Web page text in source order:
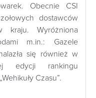
Obecnie CSI
dostawców
kraju. Wyróżniona
m.in.: Gazele
się również w
edycji rankingu
Czasu”.